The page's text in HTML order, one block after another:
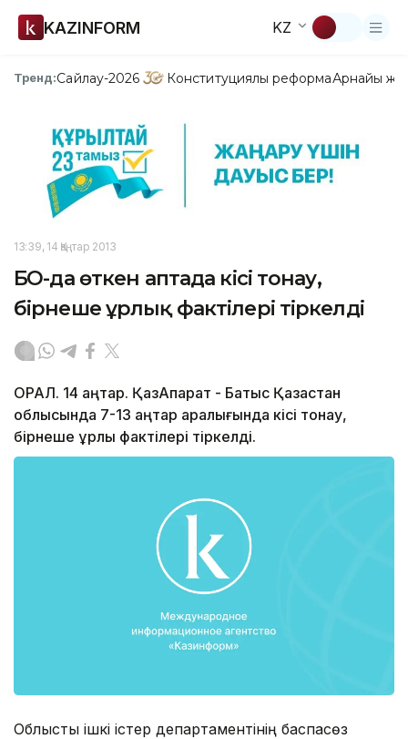
KAZINFORM KZ
Тренд:Сайлау-2026 Конституциялық реформаАрнайы
13:39, 14 Қаңтар 2013
БҚО-да өткен аптада кісі тонау,
бірнеше ұрлық фактілері тіркелді
ОРАЛ. 14 қаңтар. ҚазАқпарат - Батыс Қазақстан
облысында 7-13 қаңтар аралығында кісі тонау,
бірнеше ұрлық фактілері тіркелді.
Облыстық ішкі істер департаментінің баспасөз